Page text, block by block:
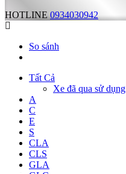
HOTLINE 0934030942
So sánh
Tất Cả
Xe đã qua sử dụng
A
C
E
S
CLA
CLS
GLA